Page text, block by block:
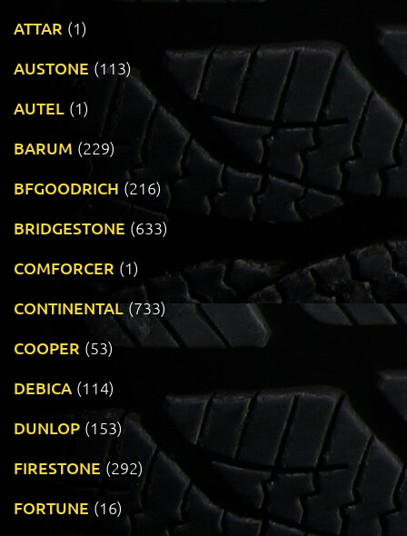
ATTAR (1)
AUSTONE (113)
AUTEL (1)
BARUM (229)
BFGOODRICH (216)
BRIDGESTONE (633)
COMFORCER (1)
CONTINENTAL (733)
COOPER (53)
DEBICA (114)
DUNLOP (153)
FIRESTONE (292)
FORTUNE (16)